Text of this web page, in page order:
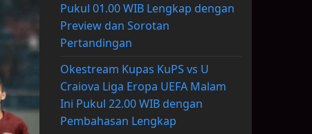
Pukul 01.00 WIB Lengkap dengan
Preview dan Sorotan
Pertandingan
Okestream Kupas KuPS vs U
Craiova Liga Eropa UEFA Malam
Ini Pukul 22.00 WIB dengan
Pembahasan Lengkap